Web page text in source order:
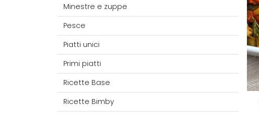
Minestre e zuppe
Pesce
Piatti unici
Primi piatti
Ricette Base
Ricette Bimby